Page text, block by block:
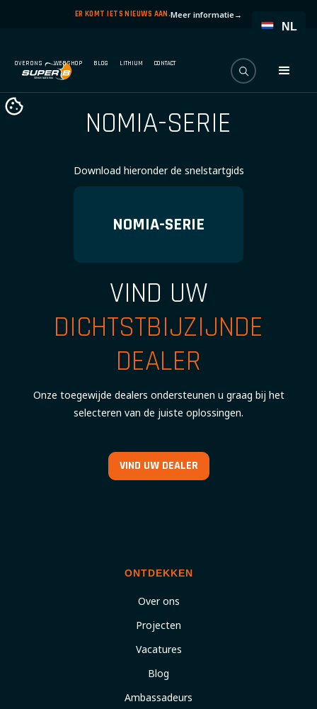
ER KOMT IETS NIEUWS AAN.Meer informatie→
OVER ONS WEBSHOP BLOG LITHIUM CONTACT
NOMIA-SERIE
Download hieronder de snelstartgids
NOMIA-SERIE
VIND UW
DICHTSTBIJZIJNDE
DEALER
Onze toegewijde dealers ondersteunen u graag bij het
selecteren van de juiste oplossingen.
VIND UW DEALER
ONTDEKKEN
Over ons
Projecten
Vacatures
Blog
Ambassadeurs
NL